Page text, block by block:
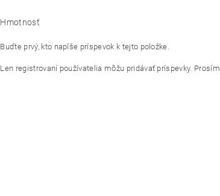
Hmotnosť
Buďte prvý, kto napíše príspevok k tejto položke.
Len registrovaní používatelia môžu pridávať príspevky. Prosím